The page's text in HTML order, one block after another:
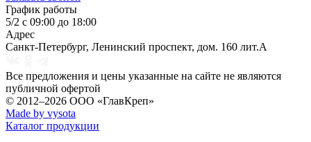
График работы
5/2 с 09:00 до 18:00
Адрес
Санкт-Петербург, Ленинский проспект, дом. 160 лит.А
Все предложения и цены указанные на сайте не являются
публичной офертой
© 2012–2026 ООО «ГлавКреп»
Made by vysota
Каталог продукции